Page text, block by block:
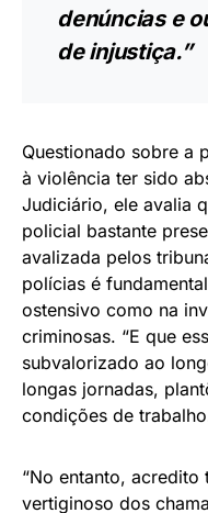
denúncias e
de injustiça.”
Questionado sobre a
à violência ter sido
Judiciário, ele avalia
policial bastante
avalizada pelos
polícias é
ostensivo como na
criminosas. “E que
subvalorizado ao
longas jornadas,
condições de
“No entanto, acredito
vertiginoso dos